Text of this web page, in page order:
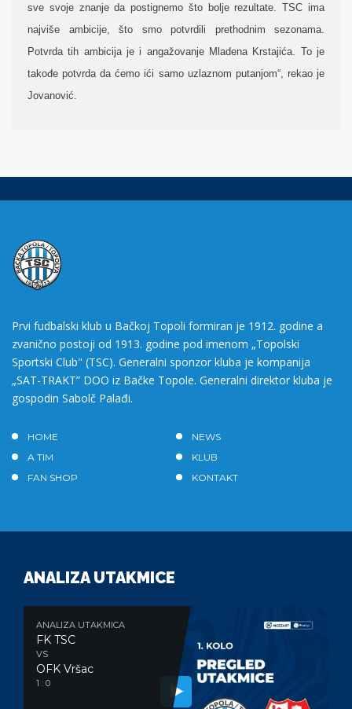
sve svoje znanje da postignemo što bolje rezultate. TSC ima
najviše ambicije, što smo potvrdili prethodnim sezonama.
Potvrda tih ambicija je i angažovanje Mladena Krstajića. To je
takođe potvrda da ćemo ići samo uzlaznom putanjom“, rekao je
Jovanović.
Prvi fudbalski klub u Bačkoj Topoli formiran je 1912. godine a
zvanično postoji od 1913. godine pod imenom „Topolski
Sportski Club" (TSC). Generalni sponzor kluba je kompanija
„SAT-TRAKT” DOO iz Bačke Topole. Generalni direktor kluba je
gospodin Sabolč Palađi.
HOME
NEWS
A TIM
KLUB
FAN SHOP
KONTAKT
ANALIZA UTAKMICE
ANALIZA UTAKMICA
FK TSC
VS
OFK Vršac
1 : 0